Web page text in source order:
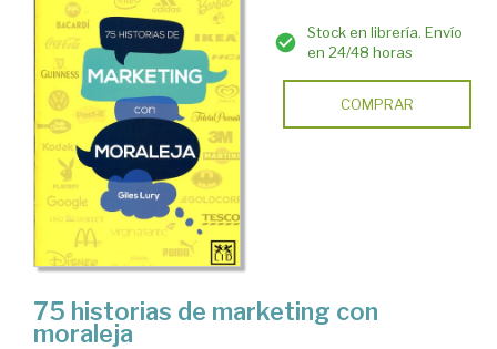
Stock en librería. Envío
en 24/48 horas
COMPRAR
75 historias de marketing con
moraleja